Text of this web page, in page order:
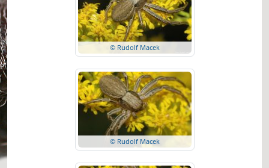
© Rudolf Macek
© Rudolf Macek